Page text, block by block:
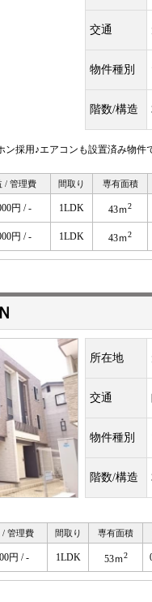
交通
物件種別
階数/構造
ン採用♪エアコンも設置済み物
/ 管理費 間取り 専有面積
円 / - 1LDK 43ｍ2
円 / - 1LDK 43ｍ2
所在地
交通
物件種別
階数/構造
/ 管理費 間取り 専有面積
円 / - 1LDK 53ｍ2